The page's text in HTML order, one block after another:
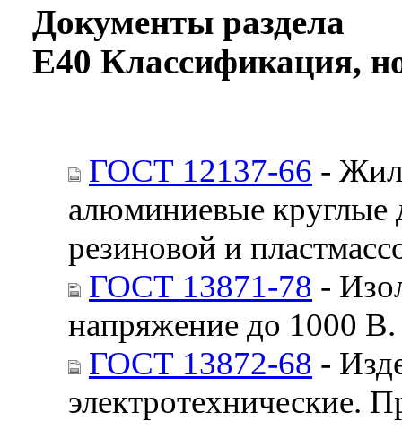
Документы раздела
Е40 Классификация,
ГОСТ 12137-66 -
алюминиевые круглые
резиновой и
ГОСТ 13871-78 -
напряжение до 1000
ГОСТ 13872-68 -
электротехнические.